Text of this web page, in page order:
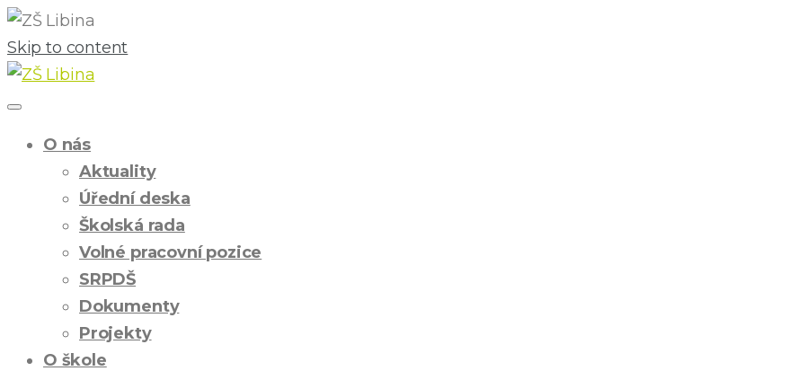
Skip to content
O nás
Aktuality
Úřední deska
Školská rada
Volné pracovní pozice
SRPDŠ
Dokumenty
Projekty
O škole